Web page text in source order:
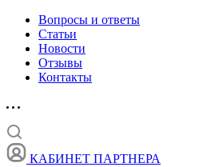
Вопросы и ответы
Статьи
Новости
Отзывы
Контакты
КАБИНЕТ ПАРТНЕРА